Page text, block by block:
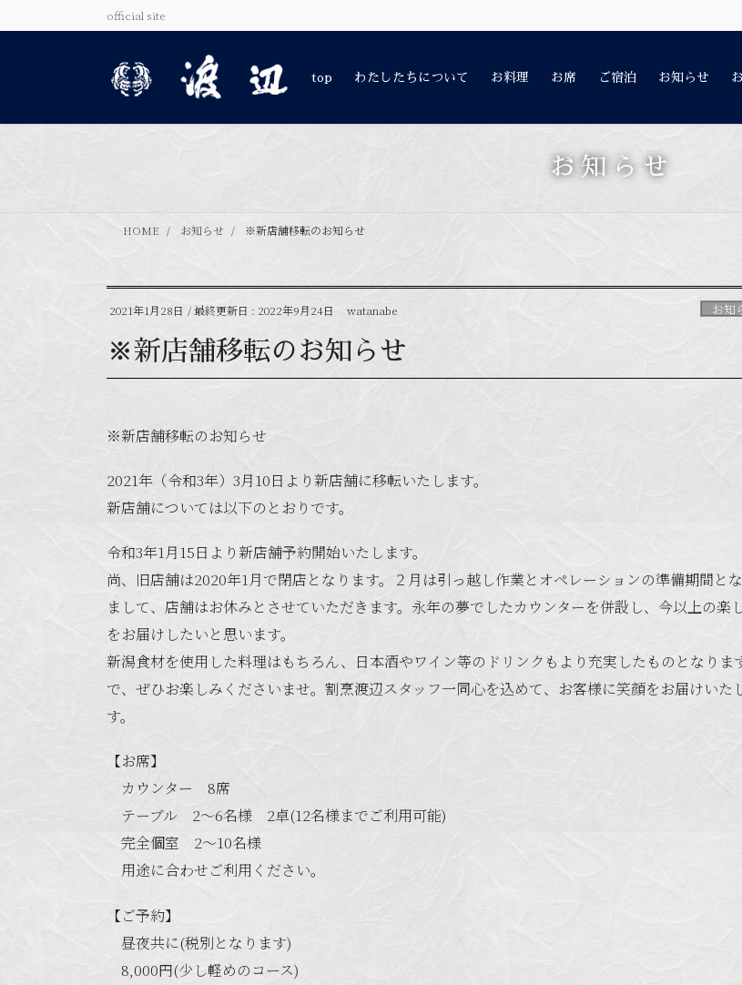
ン
に
ビ
ョ
official site
top わたしたちについて お料理 お席 ご宿泊 お知らせ
お知らせ
HOME お知らせ ※新店舗移転のお知らせ
2021年1月28日 / 最終更新日 : 2022年9月24日 watanabe お知
※新店舗移転のお知らせ
※新店舗移転のお知らせ
2021年（令和3年）3月10日より新店舗に移転いたします。
新店舗については以下のとおりです。
令和3年1月15日より新店舗予約開始いたします。
尚、旧店舗は2020年1月で閉店となります。２月は引っ越し作業とオペレーションの準備期間と
まして、店舗はお休みとさせていただきます。永年の夢でしたカウンターを併設し、今以上の楽
をお届けしたいと思います。
新潟食材を使用した料理はもちろん、日本酒やワイン等のドリンクもより充実したものとなりま
で、ぜひお楽しみくださいませ。割烹渡辺スタッフ一同心を込めて、お客様に笑顔をお届けいた
す。
【お席】
カウンター 8席
テーブル 2～6名様 2卓(12名様までご利用可能)
完全個室 2～10名様
用途に合わせご利用ください。
【ご予約】
昼夜共に(税別となります)
8,000円(少し軽めのコース)